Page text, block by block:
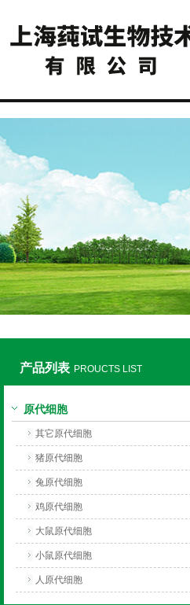
产品列表 PROUCTS LIST
原代细胞
其它原代细胞
猪原代细胞
兔原代细胞
鸡原代细胞
大鼠原代细胞
小鼠原代细胞
人原代细胞